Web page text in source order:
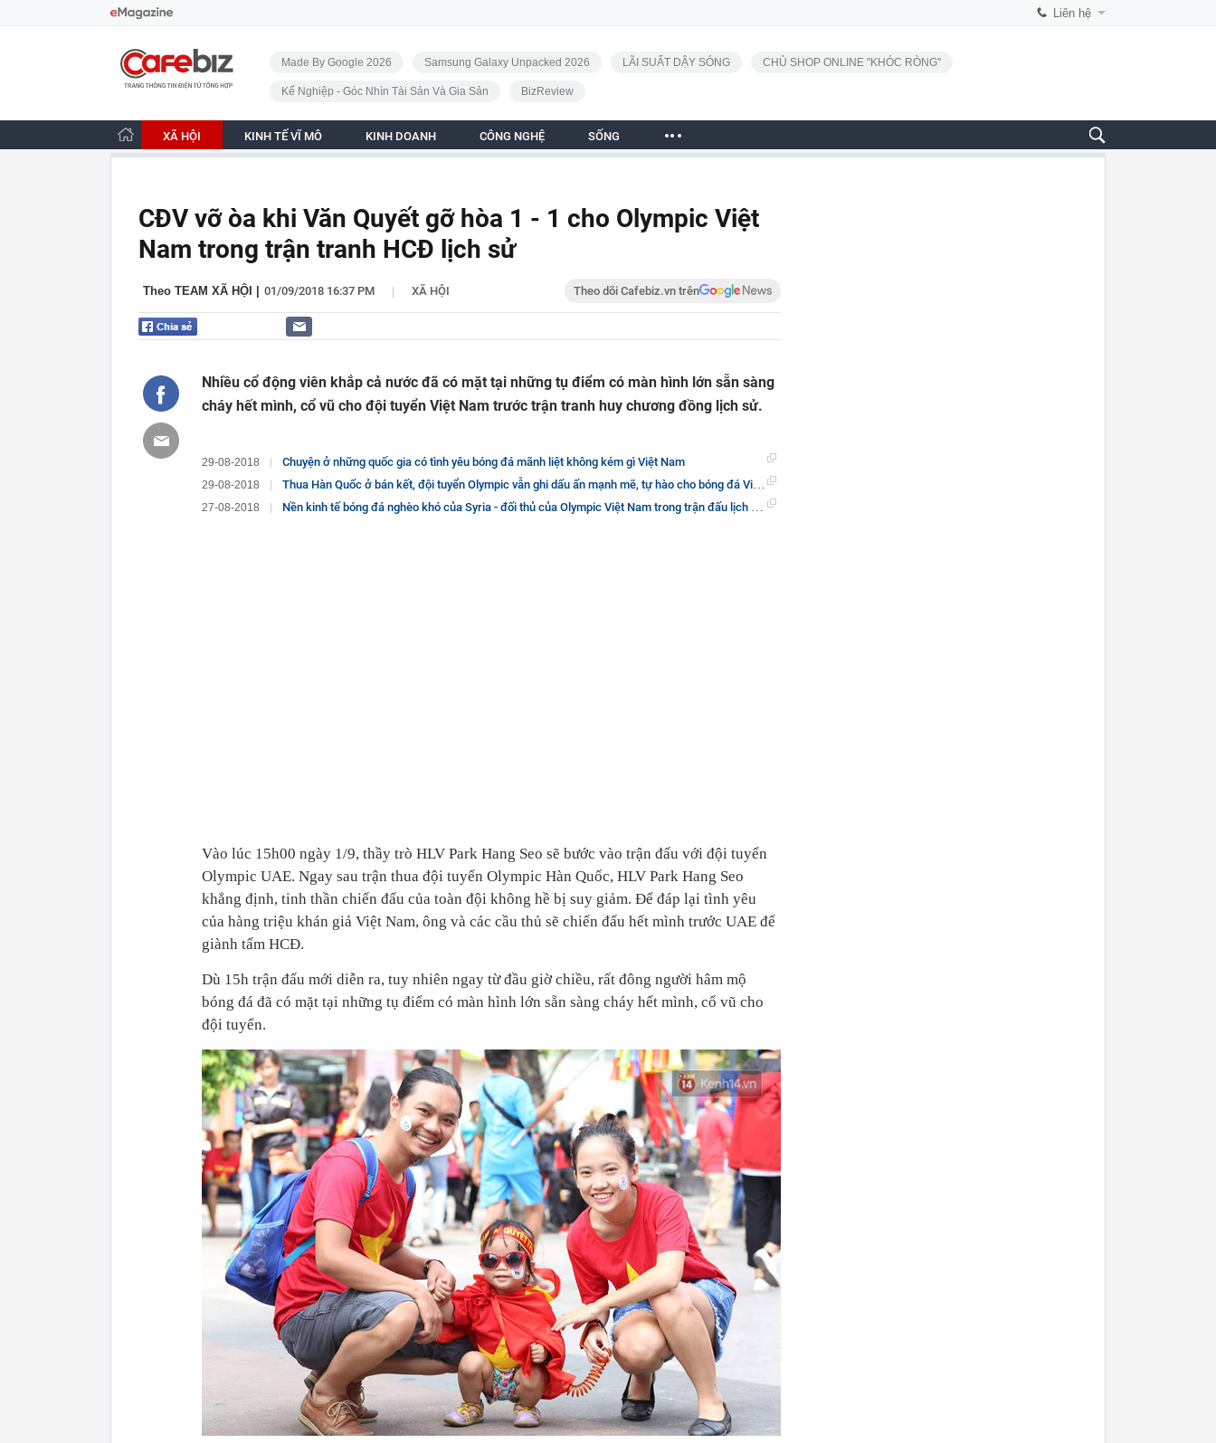
Liên hệ
CafeBiz - Trang chủ
Made By Google 2026 Samsung Galaxy Unpacked 2026 LÃI SUẤT DẬY SÓNG CHỦ SHOP ONLINE "KHÓC RÒNG"
Kế Nghiệp - Góc Nhìn Tài Sản Và Gia Sản BizReview
XÃ HỘI KINH TẾ VĨ MÔ KINH DOANH CÔNG NGHỆ SỐNG
CĐV vỡ òa khi Văn Quyết gỡ hòa 1 - 1 cho Olympic Việt
Nam trong trận tranh HCĐ lịch sử
Theo TEAM XÃ HỘI 01/09/2018 16:37 PM | XÃ HỘI Theo dõi Cafebiz.vn trên
Nhiều cổ động viên khắp cả nước đã có mặt tại những tụ điểm có màn hình lớn sẵn sàng
cháy hết mình, cổ vũ cho đội tuyển Việt Nam trước trận tranh huy chương đồng lịch sử.
29-08-2018 Chuyện ở những quốc gia có tình yêu bóng đá mãnh liệt không kém gì Việt Nam
29-08-2018 Thua Hàn Quốc ở bán kết, đội tuyển Olympic vẫn ghi dấu ấn mạnh mẽ, tự hào cho bóng đá Việt Nam
27-08-2018 Nền kinh tế bóng đá nghèo khó của Syria - đối thủ của Olympic Việt Nam trong trận đấu lịch sử chiều nay
Vào lúc 15h00 ngày 1/9, thầy trò HLV Park Hang Seo sẽ bước vào trận đấu với đội tuyển
Olympic UAE. Ngay sau trận thua đội tuyển Olympic Hàn Quốc, HLV Park Hang Seo
khẳng định, tinh thần chiến đấu của toàn đội không hề bị suy giảm. Để đáp lại tình yêu
của hàng triệu khán giả Việt Nam, ông và các cầu thủ sẽ chiến đấu hết mình trước UAE để
giành tấm HCĐ.
Dù 15h trận đấu mới diễn ra, tuy nhiên ngay từ đầu giờ chiều, rất đông người hâm mộ
bóng đá đã có mặt tại những tụ điểm có màn hình lớn sẵn sàng cháy hết mình, cổ vũ cho
đội tuyển.